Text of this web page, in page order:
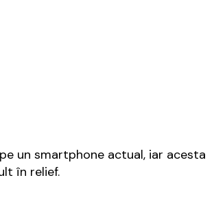
un smartphone actual, iar acesta
în relief.